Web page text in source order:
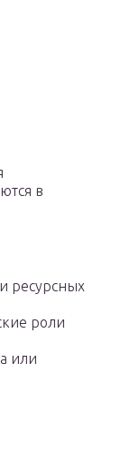
в
ресурсных
роли
или